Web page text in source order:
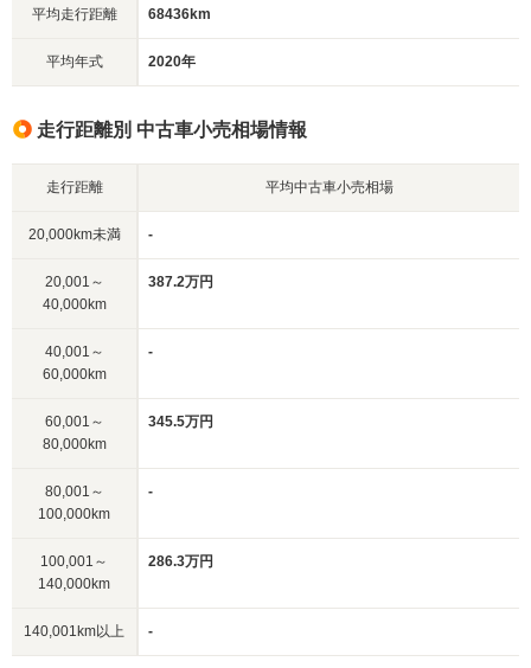
平均走行距離 68436km
平均年式 2020年
走行距離別 中古車小売相場情報
走行距離 平均中古車小売相場
20,000km未満 -
20,001～
40,000km
387.2万円
40,001～
60,000km
-
60,001～
80,000km
345.5万円
80,001～
100,000km
-
100,001～
140,000km
286.3万円
140,001km以上 -